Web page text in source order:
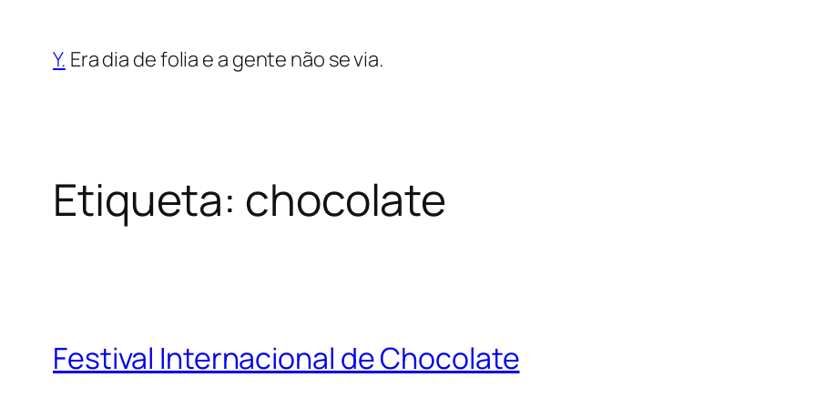
Y. Era dia de folia e a gente não se via.
Etiqueta: chocolate
Festival Internacional de Chocolate